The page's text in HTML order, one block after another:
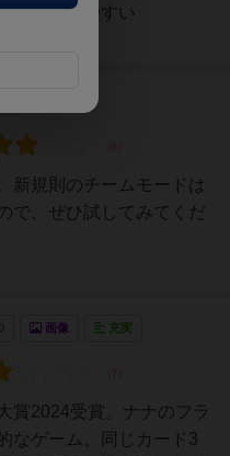
ルで覚えやすい
新規則のチームモードは
で、ぜひ試してみてくだ
画像 充実
賞2024受賞。ナナのフラ
なゲーム。同じカード3